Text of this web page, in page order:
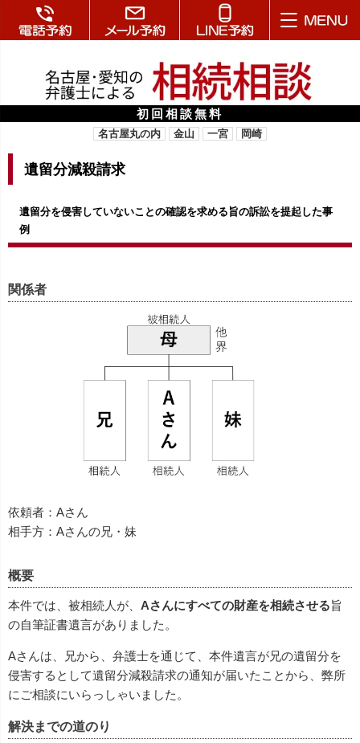
初回相談無料
名古屋丸の内 金山 一宮 岡崎
遺留分減殺請求
遺留分を侵害していないことの確認を求める旨の訴訟を提起した事
例
関係者
依頼者：Aさん
相手方：Aさんの兄・妹
概要
本件では、被相続人が、 Aさんにすべての財産を相続させる旨
の自筆証書遺言がありました。
Aさんは、兄から、弁護士を通じて、本件遺言が兄の遺留分を
侵害するとして遺留分減殺請求の通知が届いたことから、弊所
にご相談にいらっしゃいました。
解決までの道のり